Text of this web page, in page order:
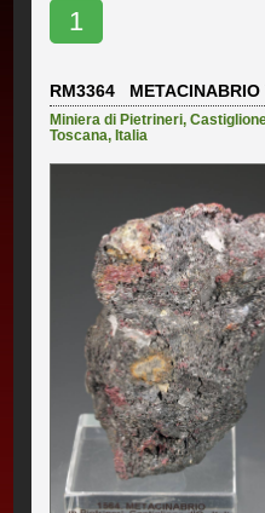
1
RM3364 METACINABRIO
Miniera di Pietrineri,
Toscana, Italia